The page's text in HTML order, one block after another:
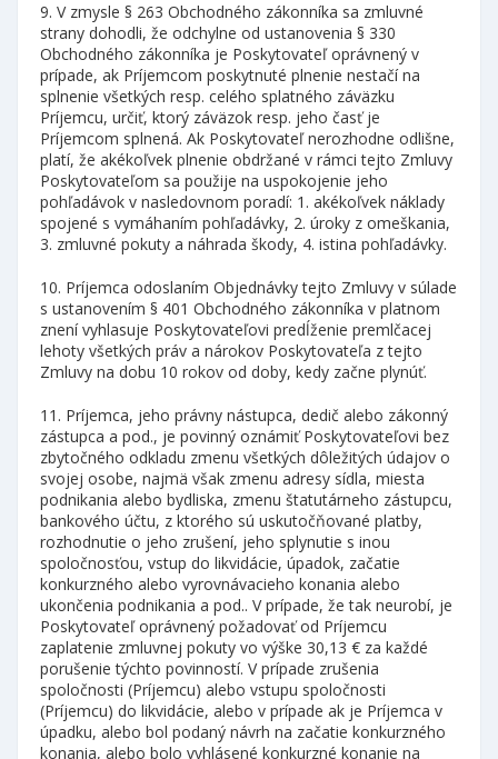
9. V zmysle § 263 Obchodného zákonníka sa zmluvné
strany dohodli, že odchylne od ustanovenia § 330
Obchodného zákonníka je Poskytovateľ oprávnený v
prípade, ak Príjemcom poskytnuté plnenie nestačí na
splnenie všetkých resp. celého splatného záväzku
Príjemcu, určiť, ktorý záväzok resp. jeho časť je
Príjemcom splnená. Ak Poskytovateľ nerozhodne odlišne,
platí, že akékoľvek plnenie obdržané v rámci tejto Zmluvy
Poskytovateľom sa použije na uspokojenie jeho
pohľadávok v nasledovnom poradí: 1. akékoľvek náklady
spojené s vymáhaním pohľadávky, 2. úroky z omeškania,
3. zmluvné pokuty a náhrada škody, 4. istina pohľadávky.
10. Príjemca odoslaním Objednávky tejto Zmluvy v súlade
s ustanovením § 401 Obchodného zákonníka v platnom
znení vyhlasuje Poskytovateľovi predĺženie premlčacej
lehoty všetkých práv a nárokov Poskytovateľa z tejto
Zmluvy na dobu 10 rokov od doby, kedy začne plynúť.
11. Príjemca, jeho právny nástupca, dedič alebo zákonný
zástupca a pod., je povinný oznámiť Poskytovateľovi bez
zbytočného odkladu zmenu všetkých dôležitých údajov o
svojej osobe, najmä však zmenu adresy sídla, miesta
podnikania alebo bydliska, zmenu štatutárneho zástupcu,
bankového účtu, z ktorého sú uskutočňované platby,
rozhodnutie o jeho zrušení, jeho splynutie s inou
spoločnosťou, vstup do likvidácie, úpadok, začatie
konkurzného alebo vyrovnávacieho konania alebo
ukončenia podnikania a pod.. V prípade, že tak neurobí, je
Poskytovateľ oprávnený požadovať od Príjemcu
zaplatenie zmluvnej pokuty vo výške 30,13 € za každé
porušenie týchto povinností. V prípade zrušenia
spoločnosti (Príjemcu) alebo vstupu spoločnosti
(Príjemcu) do likvidácie, alebo v prípade ak je Príjemca v
úpadku, alebo bol podaný návrh na začatie konkurzného
konania, alebo bolo vyhlásené konkurzné konanie na